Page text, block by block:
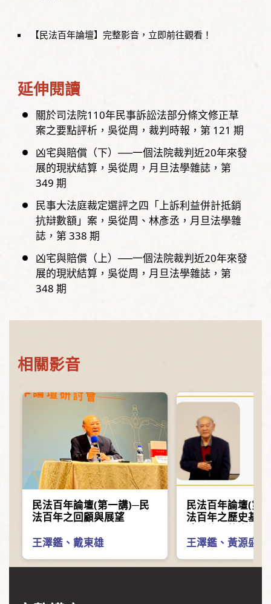
【民法百年論壇】完整影音，立即前往觀看！
延伸閱讀
關於司法院110年民事訴訟法部分條文修正草
案之要點評析
吳從周 裁判時報， 第 121 期
凶宅與賠償（下）──一個法院裁判近20年來發
展的現狀結算
吳從周 月旦法學雜誌， 第
349 期
民事大法庭裁定選評之四「上訴利益併計抵銷
抗辯數額」案
吳從周、林彥丞
月旦法學雜
誌， 第338 期
凶宅與賠償（上）──一個法院裁判近20年來發
展的現狀結算
吳從周 月旦法學雜誌， 第
348 期
相關影音
民法百年論壇(第一講)─民
法百年之回顧與展望
王澤鑑 、 戴東雄
民法百年論壇(第
法百年之歷史基
以大理院判例中
王澤鑑 、 黃源盛